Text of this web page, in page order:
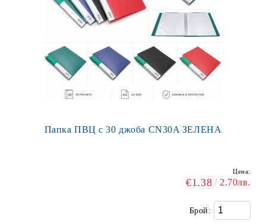
Папка ПВЦ с 30 джоба CN30A ЗЕЛЕНА
Цена:
€1.38 2.70лв.
Брой: